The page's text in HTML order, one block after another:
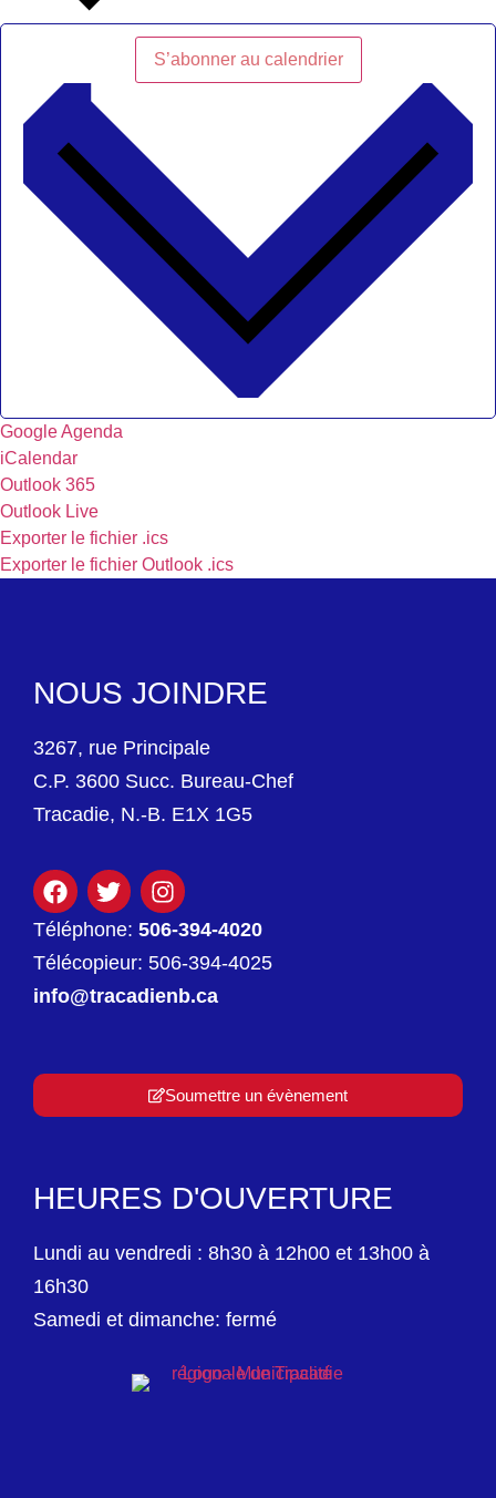
S’abonner au calendrier
Google Agenda
iCalendar
Outlook 365
Outlook Live
Exporter le fichier .ics
Exporter le fichier Outlook .ics
NOUS JOINDRE
3267, rue Principale
C.P. 3600 Succ. Bureau-Chef
Tracadie, N.-B. E1X 1G5
Téléphone: 506-394-4020
Télécopieur: 506-394-4025
info@tracadienb.ca
Soumettre un évènement
HEURES D'OUVERTURE
Lundi au vendredi : 8h30 à 12h00 et 13h00 à
16h30
Samedi et dimanche: fermé